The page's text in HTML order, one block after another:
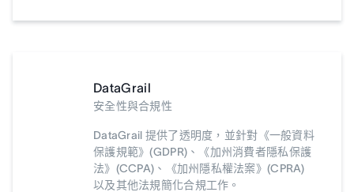
DataGrail
安全性與合規性
DataGrail 提供了透明度，並針對《一般資料
保護規範》(GDPR)、《加州消費者隱私保護
法》(CCPA)、《加州隱私權法案》(CPRA)
以及其他法規簡化合規工作。